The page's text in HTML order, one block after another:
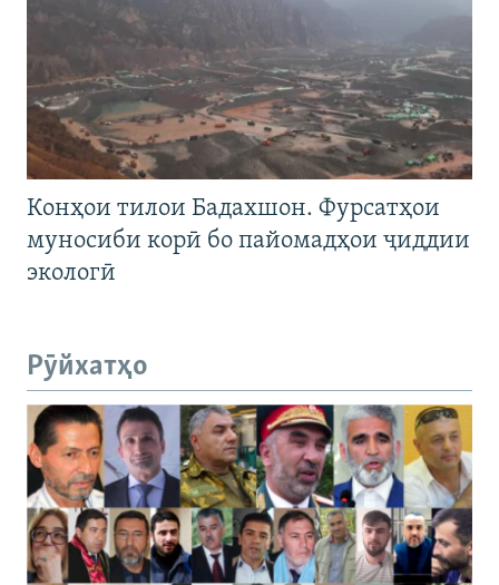
Конҳои тилои Бадахшон. Фурсатҳои
муносиби корӣ бо пайомадҳои ҷиддии
экологӣ
Рӯйхатҳо